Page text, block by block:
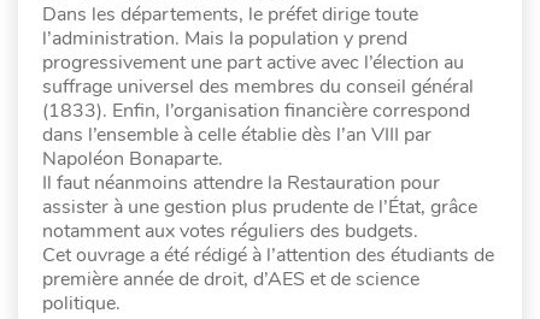
Dans les départements, le préfet dirige toute
l’administration. Mais la population y prend
progressivement une part active avec l’élection au
suffrage universel des membres du conseil général
(1833). Enfin, l’organisation financière correspond
dans l’ensemble à celle établie dès l’an VIII par
Napoléon Bonaparte.
Il faut néanmoins attendre la Restauration pour
assister à une gestion plus prudente de l’État, grâce
notamment aux votes réguliers des budgets.
Cet ouvrage a été rédigé à l’attention des étudiants de
première année de droit, d’AES et de science
politique.